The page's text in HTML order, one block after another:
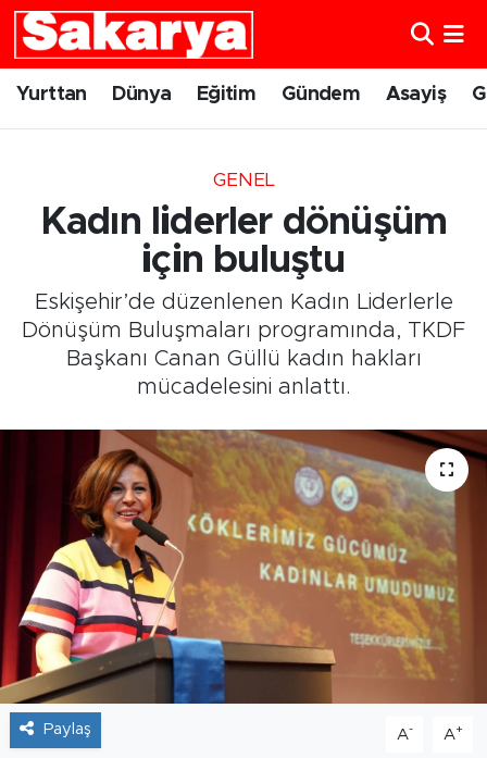
Yurttan Dünya Eğitim Gündem Asayiş
GENEL
Kadın liderler dönüşüm
için buluştu
Eskişehir’de düzenlenen Kadın Liderlerle
Dönüşüm Buluşmaları programında, TKDF
Başkanı Canan Güllü kadın hakları
mücadelesini anlattı.
Paylaş A- A+
Yurttan
Eskişehirspor
Spor
Kültür Sanat
Tarihçe
Resmi İlanlar
Söyleşi
Foto Şaka
Teknoloji
Eskişehir Nöbetçi Eczaneler
Eskişehir Trafik Yoğunluk Haritası
Süper Lig Puan Durumu ve Fikstür
Tüm Manşetler
Haber Arşivi